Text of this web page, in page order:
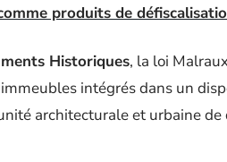
produits de
Historiques, la loi
intégrés dans un
architecturale et urbaine